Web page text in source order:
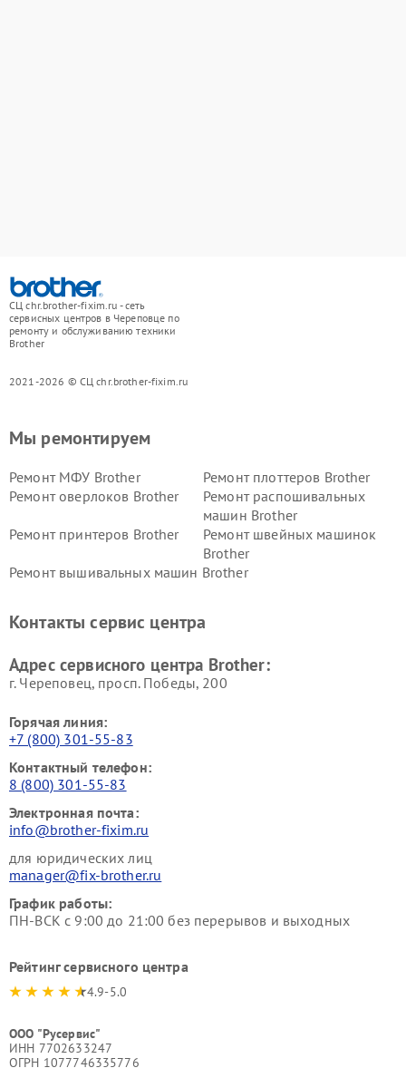
СЦ chr.brother-fixim.ru - сеть
сервисных центров в Череповце по
ремонту и обслуживанию техники
Brother
2021-2026 © СЦ chr.brother-fixim.ru
Мы ремонтируем
Ремонт МФУ Brother
Ремонт плоттеров Brother
Ремонт оверлоков Brother
Ремонт распошивальных
машин Brother
Ремонт принтеров Brother
Ремонт швейных машинок
Brother
Ремонт вышивальных машин Brother
Контакты сервис центра
Адрес сервисного центра Brother:
г. Череповец, просп. Победы, 200
Горячая линия:
+7 (800) 301-55-83
Контактный телефон:
8 (800) 301-55-83
Электронная почта:
info@brother-fixim.ru
для юридических лиц
manager@fix-brother.ru
График работы:
ПН-ВСК с 9:00 до 21:00 без перерывов и выходных
Рейтинг сервисного центра
4.9-5.0
ООО "Русервис"
ИНН 7702633247
ОГРН 1077746335776